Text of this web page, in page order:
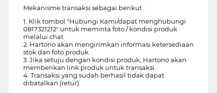
Mekanisme transaksi sebagai berikut :
1. Klik tombol "Hubungi Kami/dapat menghubungi
0817321212" untuk meminta foto / kondisi produk
melalui chat.
2. Hartono akan mengirimkan informasi ketersediaan
stok dan foto produk.
3. Jika setuju dengan kondisi produk, Hartono akan
memberikan link produk untuk transaksi.
4. Transaksi yang sudah berhasil tidak dapat
dibatalkan (retur).